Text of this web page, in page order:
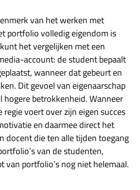
van het werken met
portfolio volledig eigendom is
het vergelijken met een
account: de student bepaalt
wanneer dat gebeurt en
Dit gevoel van eigenaarschap
hogere betrokkenheid. Wanneer
voert over zijn eigen succes
en daarmee direct het
docent die ten alle tijden toegang
van de studenten,
van portfolio’s nog niet helemaal.